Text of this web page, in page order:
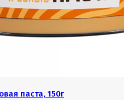
паста, 150г